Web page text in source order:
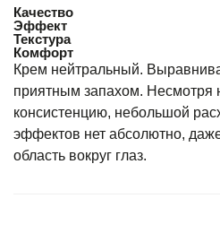
Качество
Эффект
Текстура
Комфорт
Крем нейтральный.
приятным запахом. Несмотря
консистенцию, небольшой
эффектов нет абсолютно,
область вокруг глаз.